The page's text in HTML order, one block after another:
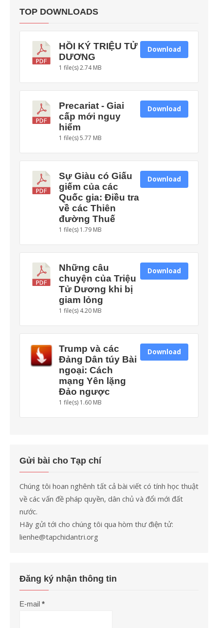
TOP DOWNLOADS
HỒI KÝ TRIỆU TỬ
DƯƠNG
1 file(s)2.74 MB
Download
Precariat - Giai
cấp mới nguy
hiểm
1 file(s)5.77 MB
Download
Sự Giàu có Giấu
giếm của các
Quốc gia: Điều tra
về các Thiên
đường Thuế
1 file(s) 1.79 MB
Download
Những câu
chuyện của Triệu
Tử Dương khi bị
giam lỏng
1 file(s) 4.20 MB
Download
Trump và các
Đảng Dân túy Bài
ngoại: Cách
mạng Yên lặng
Đảo ngược
1 file(s) 1.60 MB
Download
Gửi bài cho Tạp chí
Chúng tôi hoan nghênh tất cả bài viết có tính học thuật
về các vấn đề pháp quyền, dân chủ và đổi mới đất
nước.
Hãy gửi tới cho chúng tôi qua hòm thư điện tử:
lienhe@tapchidantri.org
Đăng ký nhận thông tin
E-mail *